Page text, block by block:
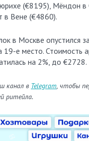
(€8195), Мёндон в
в Вене (€4860).
в Москве опустился
19-е место. Стоимость
на 2%, до €2728.
канал в Telegram, чтобы
ритейла.